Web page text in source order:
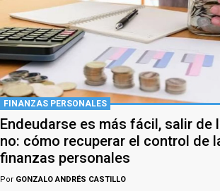
FINANZAS PERSONALES
Endeudarse es más fácil, salir de
no: cómo recuperar el control de
finanzas personales
Por GONZALO ANDRÉS CASTILLO